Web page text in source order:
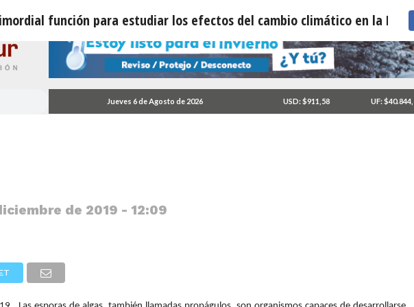
Jueves 6 de Agosto de 2026 USD: $911,58 UF:
función para estudiar los efectos del cambio climático en la
primordial función para estudiar
de 2019 - 12:09